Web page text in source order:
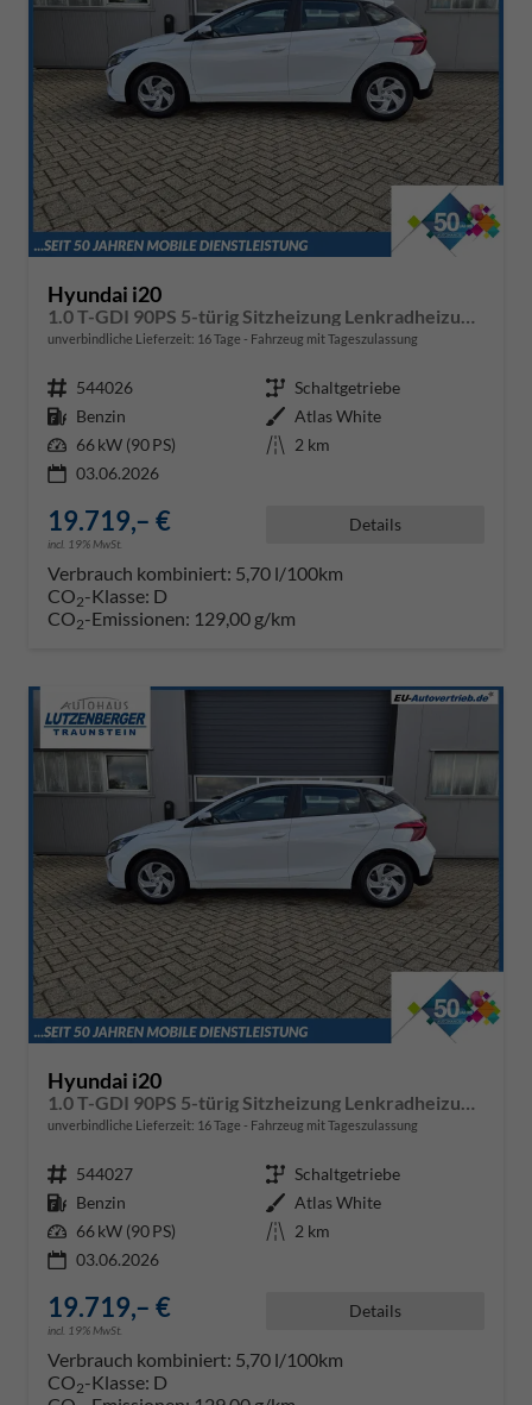
Hyundai i20
unverbindliche Lieferzeit: 16 Tage Fahrzeug mit Tageszulassung
Fahrzeugnr. 544026 Getriebe Schaltgetriebe
Kraftstoff Benzin Außenfarbe Atlas White
Leistung 66 kW (90 PS) Kilometerstand 2 km
03.06.2026
19.719,– €
incl. 19% MwSt.
Details
Verbrauch kombiniert: 5,70 l/100km
CO2-Klasse: D
CO2-Emissionen: 129,00 g/km
Hyundai i20
unverbindliche Lieferzeit: 16 Tage Fahrzeug mit Tageszulassung
Fahrzeugnr. 544027 Getriebe Schaltgetriebe
Kraftstoff Benzin Außenfarbe Atlas White
Leistung 66 kW (90 PS) Kilometerstand 2 km
03.06.2026
19.719,– €
incl. 19% MwSt.
Details
Verbrauch kombiniert: 5,70 l/100km
CO2-Klasse: D